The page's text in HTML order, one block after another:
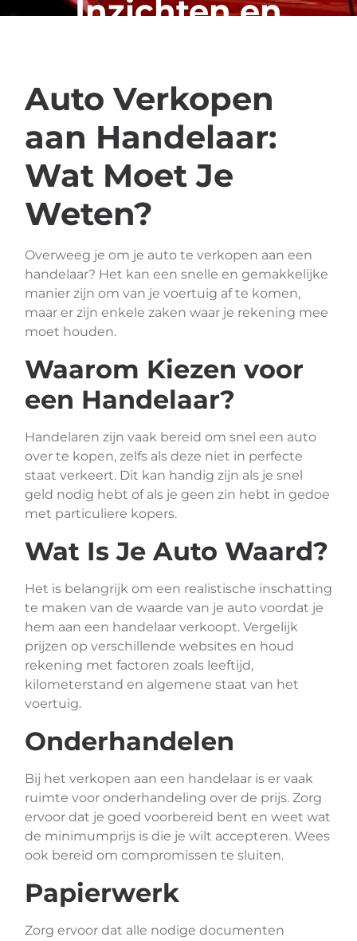
Inzichten en
Auto Verkopen
aan Handelaar:
Wat Moet Je
Weten?
Overweeg je om je auto te verkopen aan een
handelaar? Het kan een snelle en gemakkelijke
manier zijn om van je voertuig af te komen,
maar er zijn enkele zaken waar je rekening mee
moet houden.
Waarom Kiezen voor
een Handelaar?
Handelaren zijn vaak bereid om snel een auto
over te kopen, zelfs als deze niet in perfecte
staat verkeert. Dit kan handig zijn als je snel
geld nodig hebt of als je geen zin hebt in gedoe
met particuliere kopers.
Wat Is Je Auto Waard?
Het is belangrijk om een realistische inschatting
te maken van de waarde van je auto voordat je
hem aan een handelaar verkoopt. Vergelijk
prijzen op verschillende websites en houd
rekening met factoren zoals leeftijd,
kilometerstand en algemene staat van het
voertuig.
Onderhandelen
Bij het verkopen aan een handelaar is er vaak
ruimte voor onderhandeling over de prijs. Zorg
ervoor dat je goed voorbereid bent en weet wat
de minimumprijs is die je wilt accepteren. Wees
ook bereid om compromissen te sluiten.
Papierwerk
Zorg ervoor dat alle nodige documenten